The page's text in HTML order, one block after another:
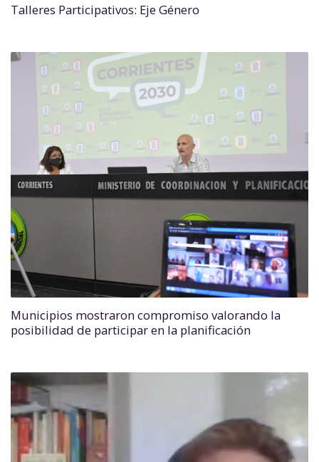
Talleres Participativos: Eje Género
Municipios mostraron compromiso valorando la
posibilidad de participar en la planificación